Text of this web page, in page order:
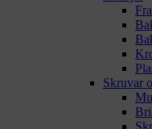
Skruvar